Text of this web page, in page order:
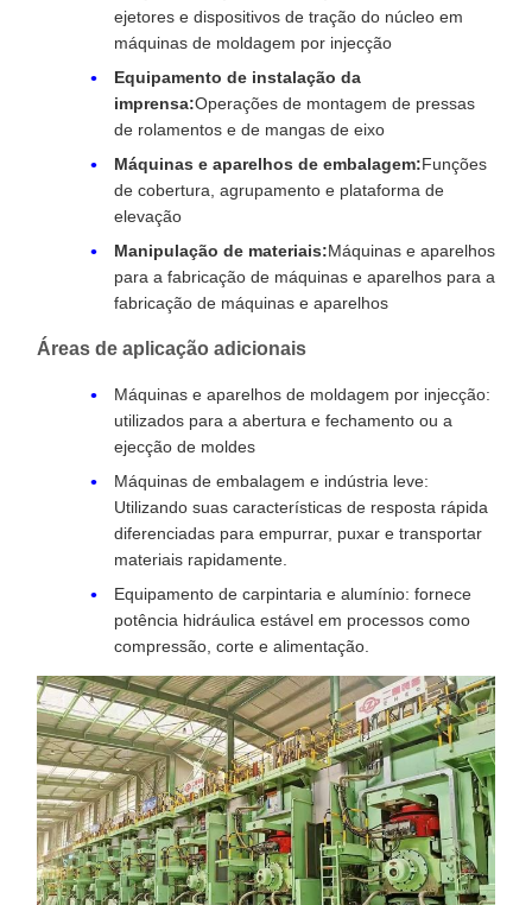
ejetores e dispositivos de tração do núcleo em
máquinas de moldagem por injecção
Equipamento de instalação da
imprensa:Operações de montagem de pressas
de rolamentos e de mangas de eixo
Máquinas e aparelhos de embalagem:Funções
de cobertura, agrupamento e plataforma de
elevação
Manipulação de materiais:Máquinas e aparelhos
para a fabricação de máquinas e aparelhos para a
fabricação de máquinas e aparelhos
Áreas de aplicação adicionais
Máquinas e aparelhos de moldagem por injecção:
utilizados para a abertura e fechamento ou a
ejecção de moldes
Máquinas de embalagem e indústria leve:
Utilizando suas características de resposta rápida
diferenciadas para empurrar, puxar e transportar
materiais rapidamente.
Equipamento de carpintaria e alumínio: fornece
potência hidráulica estável em processos como
compressão, corte e alimentação.